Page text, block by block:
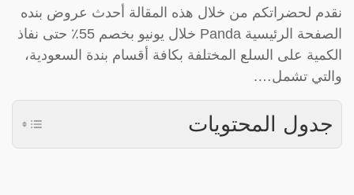
نقدم لحضراتكم من خلال هذه المقالة أحدث عروض بنده
الصفحة الرئيسية Panda خلال يونيو بخصم 55٪ حتى نفاذ
الكمية على السلع المختلفة بكافة أقسام بندة السعودية،
والتي تشمل….
جدول المحتويات